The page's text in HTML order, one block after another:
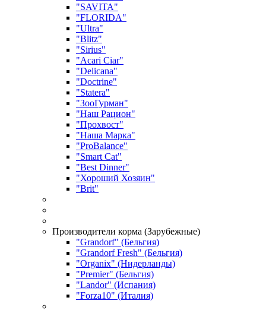
"SAVITA"
"FLORIDA"
"Ultra"
"Blitz"
"Sirius"
"Acari Ciar"
"Delicana"
"Doctrine"
"Statera"
"ЗооГурман"
"Наш Рацион"
"Прохвост"
"Наша Марка"
"ProBalance"
"Smart Cat"
"Best Dinner"
"Хороший Хозяин"
"Brit"
Производители корма (Зарубежные)
"Grandorf" (Бельгия)
"Grandorf Fresh" (Бельгия)
"Organix" (Нидерланды)
"Premier" (Бельгия)
"Landor" (Испания)
"Forza10" (Италия)